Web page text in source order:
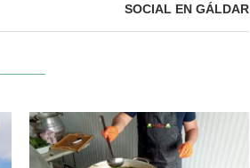
SOCIAL EN GÁLDAR